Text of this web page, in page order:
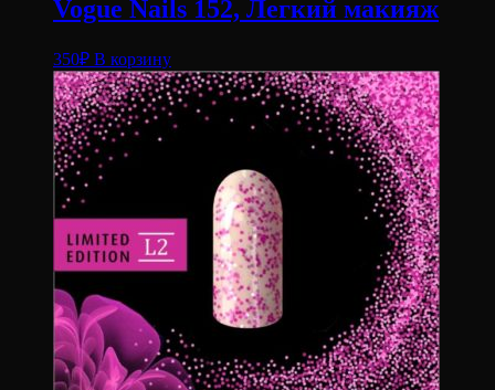
Vogue Nails 152, Легкий макияж
350₽ В корзину